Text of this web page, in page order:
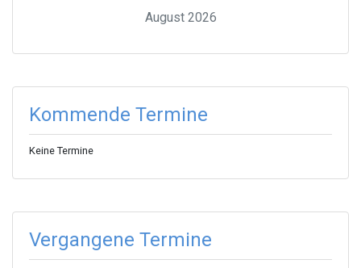
August 2026
Kommende Termine
Keine Termine
Vergangene Termine